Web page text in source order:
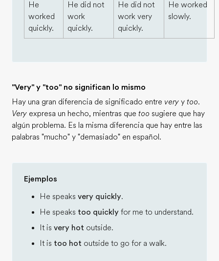
He
worked
quickly.
He did not
work
quickly.
He did not
work very
quickly.
He worked
slowly.
"Very" y "too" no significan lo mismo
Hay una gran diferencia de significado entre very y too.
Very expresa un hecho, mientras que too sugiere que hay
algún problema. Es la misma diferencia que hay entre las
palabras "mucho" y "demasiado" en español.
Ejemplos
He speaks very quickly.
He speaks too quickly for me to understand.
It is very hot outside.
It is too hot outside to go for a walk.